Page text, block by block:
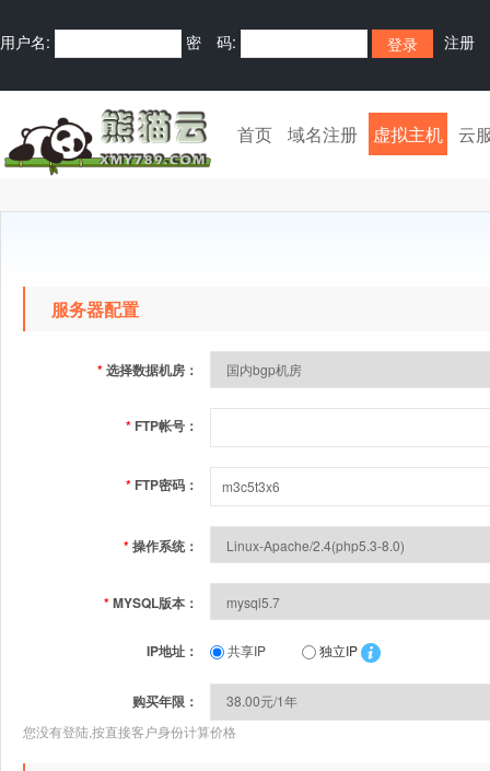
用户名: 密 码: 注册
首页 域名注册 虚拟主机 云
服务器配置
*选择数据机房：
* FTP帐号：
* FTP密码：
*操作系统：
*MYSQL版本：
IP地址： 共享IP 独立IP
购买年限：
您没有登陆,按直接客户身份计算价格